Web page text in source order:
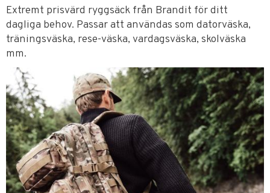
Extremt prisvärd ryggsäck från Brandit för ditt
dagliga behov. Passar att användas som datorväska,
träningsväska, rese-väska, vardagsväska, skolväska
mm.